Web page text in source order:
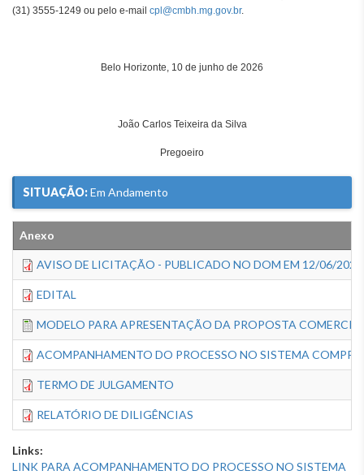
(31) 3555-1249 ou pelo e-mail cpl@cmbh.mg.gov.br.
Belo Horizonte, 10 de junho de 2026
João Carlos Teixeira da Silva
Pregoeiro
SITUAÇÃO:Em Andamento
Anexo
AVISO DE LICITAÇÃO - PUBLICADO NO DOM EM 12/06/2026
EDITAL
MODELO PARA APRESENTAÇÃO DA PROPOSTA
ACOMPANHAMENTO DO PROCESSO NO SISTEMA
TERMO DE JULGAMENTO
RELATÓRIO DE DILIGÊNCIAS
Links:
LINK PARA ACOMPANHAMENTO DO PROCESSO NO SISTEMA